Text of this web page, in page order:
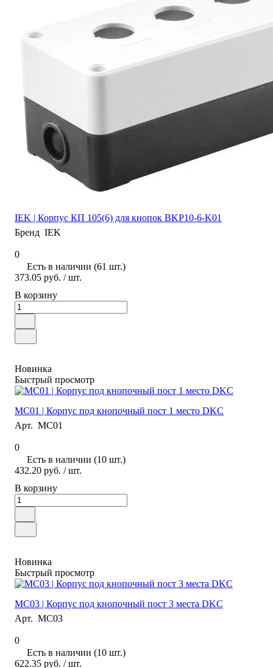
IEK | Корпус КП 105(6) для кнопок BKP10-6-K01
Бренд IEK
0
Есть в наличии (61 шт.)
373.05 руб. / шт.
В корзину
Новинка
Быстрый просмотр
MC01 | Корпус под кнопочный пост 1 место DKC
Арт. MC01
0
Есть в наличии (10 шт.)
432.20 руб. / шт.
В корзину
Новинка
Быстрый просмотр
MC03 | Корпус под кнопочный пост 3 места DKC
Арт. MC03
0
Есть в наличии (10 шт.)
622.35 руб. / шт.